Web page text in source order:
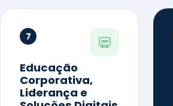
7
Educação
Corporativa,
Liderança e